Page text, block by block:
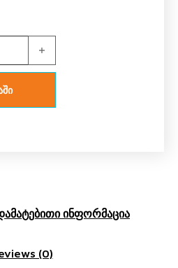
16985 ქალის ორეული შორტით
ინფორმაცია
(0)